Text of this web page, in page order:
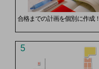
合格までの計画を個別に作成！
5